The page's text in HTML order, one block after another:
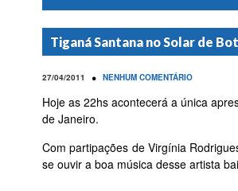
Tiganá Santana no Solar de
27/04/2011 • NENHUM COMENTÁRIO
Hoje as 22hs acontecerá a única
de Janeiro.
Com partipações de Virgínia
se ouvir a boa música desse artista